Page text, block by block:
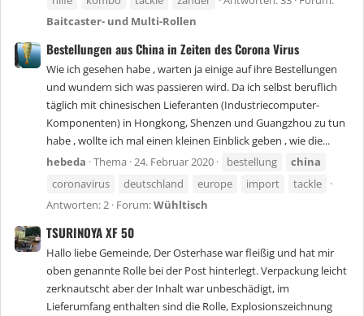
Baitcaster- und Multi-Rollen
Bestellungen aus China in Zeiten des Corona Virus
Wie ich gesehen habe , warten ja einige auf ihre Bestellungen
und wundern sich was passieren wird. Da ich selbst beruflich
täglich mit chinesischen Lieferanten (Industriecomputer-
Komponenten) in Hongkong, Shenzen und Guangzhou zu tun
habe , wollte ich mal einen kleinen Einblick geben , wie die...
hebeda Thema 24. Februar 2020 bestellung
china
coronavirus
deutschland europe import
tackle
Antworten: 2 Forum:Wühltisch
TSURINOYA XF 50
Hallo liebe Gemeinde, Der Osterhase war fleißig und hat mir
oben genannte Rolle bei der Post hinterlegt. Verpackung leicht
zerknautscht aber der Inhalt war unbeschädigt, im
Lieferumfang enthalten sind die Rolle, Explosionszeichnung